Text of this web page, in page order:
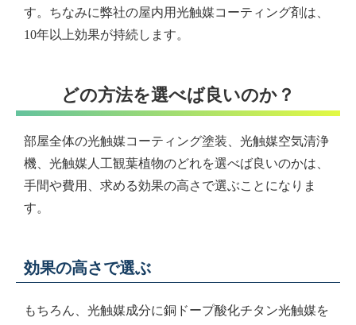
す。ちなみに弊社の屋内用光触媒コーティング剤は、
10年以上効果が持続します。
どの方法を選べば良いのか？
部屋全体の光触媒コーティング塗装、光触媒空気清浄
機、光触媒人工観葉植物のどれを選べば良いのかは、
手間や費用、求める効果の高さで選ぶことになりま
す。
効果の高さで選ぶ
もちろん、光触媒成分に銅ドープ酸化チタン光触媒を